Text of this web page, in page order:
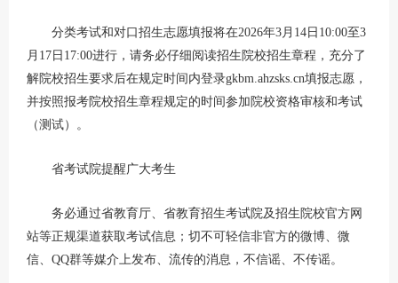
分类考试和对口招生志愿填报将在2026年3月14日10:00至3
月17日17:00进行，请务必仔细阅读招生院校招生章程，充分了
解院校招生要求后在规定时间内登录gkbm.ahzsks.cn填报志愿，
并按照报考院校招生章程规定的时间参加院校资格审核和考试
（测试）。
省考试院提醒广大考生
务必通过省教育厅、省教育招生考试院及招生院校官方网
站等正规渠道获取考试信息；切不可轻信非官方的微博、微
信、QQ群等媒介上发布、流传的消息，不信谣、不传谣。